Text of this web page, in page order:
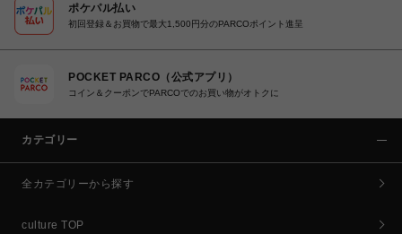
ポケパル払い
初回登録＆お買物で最大1,500円分のPARCOポイント進呈
POCKET PARCO（公式アプリ）
コイン＆クーポンでPARCOでのお買い物がオトクに
カテゴリー
全カテゴリーから探す
culture TOP